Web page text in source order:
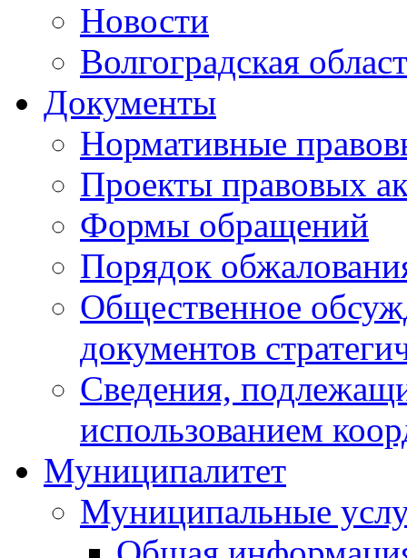
Новости
Волгоградская
Документы
Нормативные
Проекты правовых
Формы обращений
Порядок
Общественное
документов
Сведения,
использованием
Муниципалитет
Муниципальные